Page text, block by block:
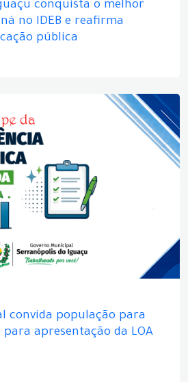
conquista o melhor
no IDEB e reafirma
pública
convida população para
apresentação da LOA